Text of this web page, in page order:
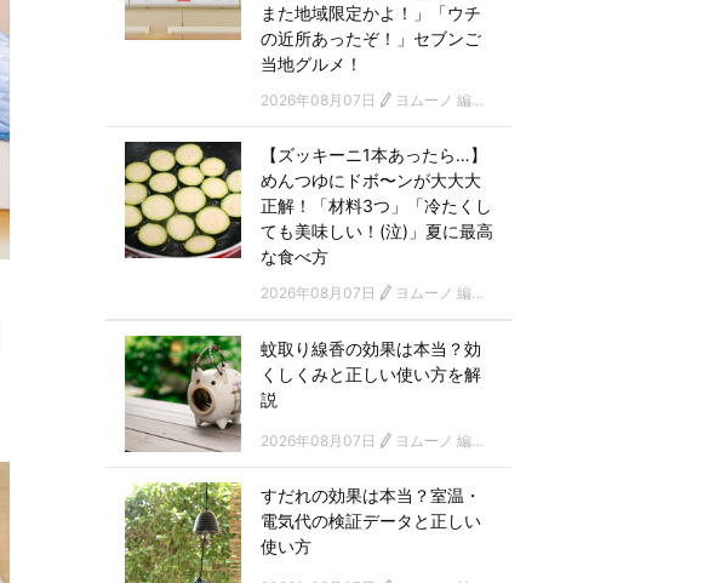
また地域限定かよ！」「ウチ
の近所あったぞ！」セブンご
当地グルメ！
2026年08月07日 ヨムーノ 編集部
【ズッキーニ1本あったら…】
めんつゆにドボ〜ンが大大大
正解！「材料3つ」「冷たくし
ても美味しい！(泣)」夏に最高
な食べ方
2026年08月07日 ヨムーノ 編集部
蚊取り線香の効果は本当？効
くしくみと正しい使い方を解
説
2026年08月07日 ヨムーノ 編集部
すだれの効果は本当？室温・
電気代の検証データと正しい
使い方